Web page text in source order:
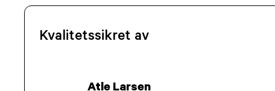
Kvalitetssikret av
Atle Larsen